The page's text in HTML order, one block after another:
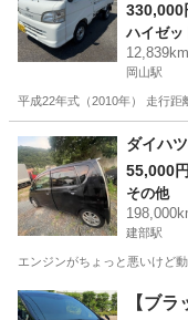
330,000
ハイゼッ
岡山駅
平成22年式（2010年） 走行
岡山 岡山市 岡山駅
ダイハ
55,000円
その他
建部駅
エンジンがちょっと悪いけど
岡山 岡山市 建部駅
【ブ